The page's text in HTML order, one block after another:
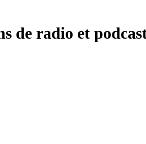
de radio et